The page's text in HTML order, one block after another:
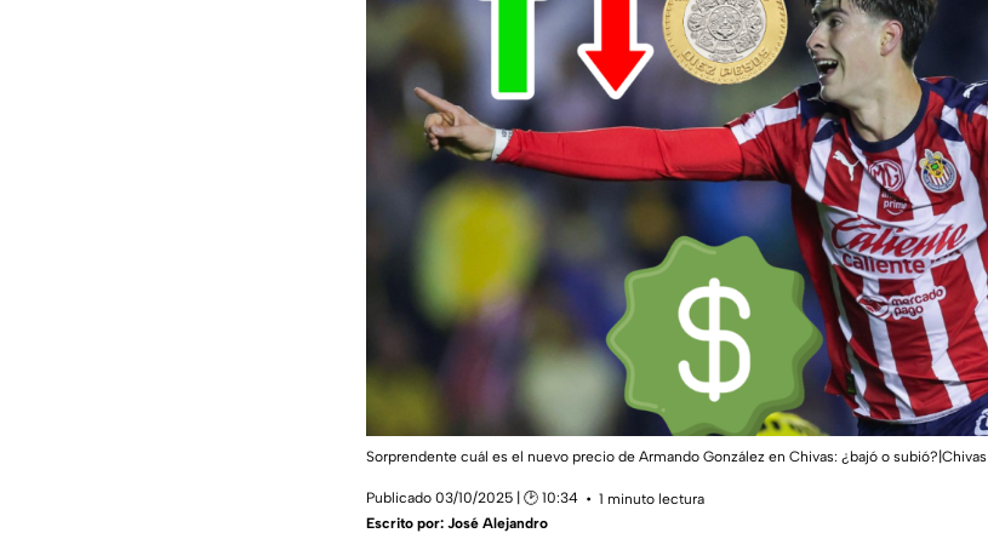
Sorprendente cuál es el nuevo precio de Armando González en Chivas: ¿bajó o subió?|Chivas
Publicado 03/10/2025 | 🕑 10:34
1 minuto lectura
Escrito por: José Alejandro